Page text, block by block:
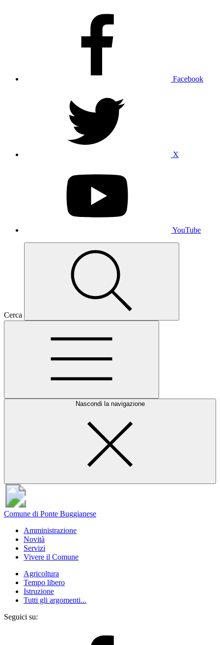
Facebook
X
YouTube
Cerca
Nascondi la navigazione
Comune di Ponte Buggianese
Amministrazione
Novità
Servizi
Vivere il Comune
Agricoltura
Tempo libero
Istruzione
Tutti gli argomenti...
Seguici su: